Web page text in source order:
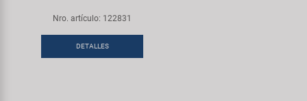
Nro. artículo: 122831
DETALLES